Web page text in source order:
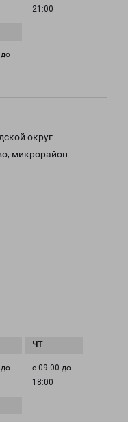
21:00
округ
микрорайон
с 09:00 до
18:00